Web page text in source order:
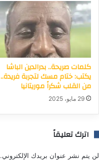
كلمات صريحة.. بدرالدين الباشا
يكتب: ختام مسك لتجربة فريدة..
من القلب شكراً موريتانيا
29 مايو، 2025
اترك تعليقاً
لن يتم نشر عنوان بريدك الإلكتروني.